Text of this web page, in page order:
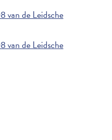
van de Leidsche
van de Leidsche